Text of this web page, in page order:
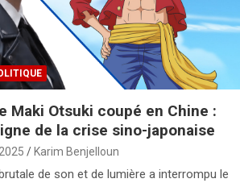
Maki Otsuki coupé en Chine :
de la crise sino-japonaise
Karim Benjelloun
de son et de lumière a interrompu le